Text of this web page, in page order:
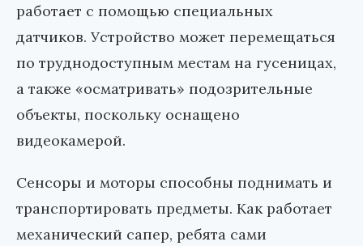
работает с помощью специальных
датчиков. Устройство может перемещаться
по труднодоступным местам на гусеницах,
а также «осматривать» подозрительные
объекты, поскольку оснащено
видеокамерой.
Сенсоры и моторы способны поднимать и
транспортировать предметы. Как работает
механический сапер, ребята сами